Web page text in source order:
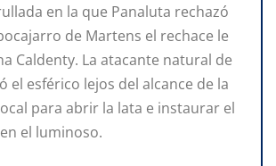
en la que Panaluta rechazó
de Martens el rechace le
Caldenty. La atacante natural de
el esférico lejos del alcance de la
para abrir la lata e instaurar el
el luminoso.